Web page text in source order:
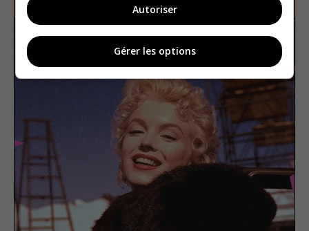
Autoriser
Gérer les options